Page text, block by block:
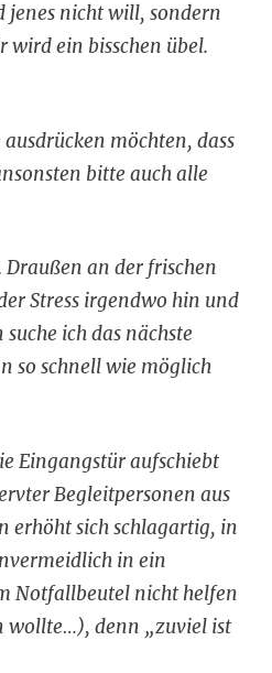
jenes nicht will, sondern
wird ein bisschen übel.
möchten, dass
bitte auch alle
an der frischen
Stress irgendwo hin und
ich das nächste
so schnell wie möglich
Eingangstür aufschiebt
Begleitpersonen aus
erhöht sich schlagartig, in
in ein
Notfallbeutel nicht helfen
wollte…), denn „zuviel ist